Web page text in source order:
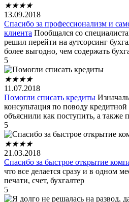
★★★★
13.09.2018
Спасибо за профессионализм и
клиента Пообщался со
решил перейти на аутсорсинг
более выгодно, чем содержать
5
★★★★
11.07.2018
Помогли списать кредиты
консультация по поводу
объяснили как поступить, а
5
★★★★
21.03.2018
Спасибо за быстрое открытие
что все делается сразу и в одном
печати, счет, бухгалтер
5